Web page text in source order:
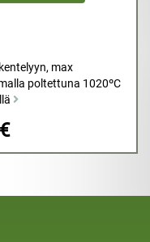
max
poltettuna 1020ºC